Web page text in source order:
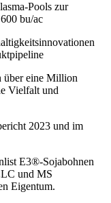
Pools zur
bu/ac
über eine Million
Vielfalt und
2023 und im
E3®-Sojabohnen
und MS
Eigentum.